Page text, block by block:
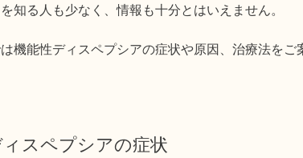
知る人も少なく、情報も十分とはいえません。
機能性ディスペプシアの症状や原因、治療法をご
スペプシアの症状